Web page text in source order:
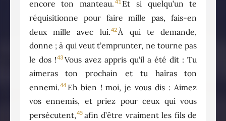
encore ton manteau. 41 Et si quelqu’un te
réquisitionne pour faire mille pas, fais-en
deux mille avec lui.42 À qui te demande,
donne ; à qui veut t’emprunter, ne tourne pas
le dos !43 Vous avez appris qu’il a été dit : Tu
aimeras ton prochain et tu haïras ton
ennemi.44 Eh bien ! moi, je vous dis : Aimez
vos ennemis, et priez pour ceux qui vous
persécutent,45 afin d’être vraiment les fils de